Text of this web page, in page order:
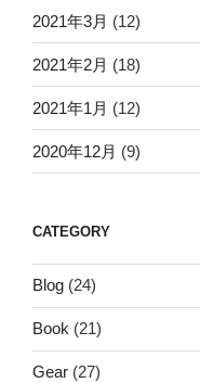
2021年3月 (12)
2021年2月 (18)
2021年1月 (12)
2020年12月 (9)
CATEGORY
Blog (24)
Book (21)
Gear (27)